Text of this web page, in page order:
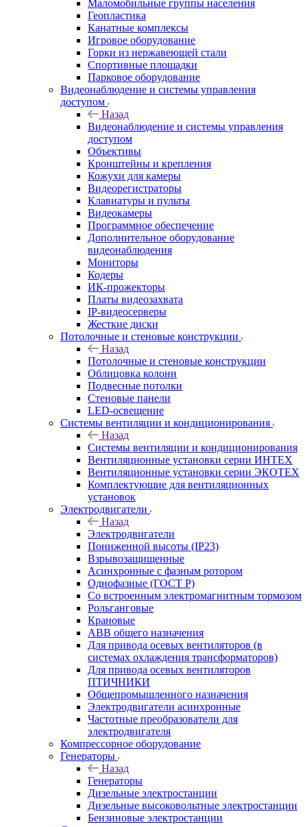
Маломобильные группы населения
Геопластика
Канатные комплексы
Игровое оборудование
Горки из нержавеющей стали
Спортивные площадки
Парковое оборудование
Видеонаблюдение и системы управления
доступом
Назад
Видеонаблюдение и системы управления
доступом
Объективы
Кронштейны и крепления
Кожухи для камеры
Видеорегистраторы
Клавиатуры и пульты
Видеокамеры
Программное обеспечение
Дополнительное оборудование
видеонаблюдения
Мониторы
Кодеры
ИК-прожекторы
Платы видеозахвата
IP-видеосерверы
Жесткие диски
Потолочные и стеновые конструкции
Назад
Потолочные и стеновые конструкции
Облицовка колонн
Подвесные потолки
Стеновые панели
LED-освещение
Системы вентиляции и кондиционирования
Назад
Системы вентиляции и кондиционирования
Вентиляционные установки серии ИНТЕХ
Вентиляционные установки серии ЭКОТЕХ
Комплектующие для вентиляционных
установок
Электродвигатели
Назад
Электродвигатели
Пониженной высоты (IP23)
Взрывозащищенные
Асинхронные с фазным ротором
Однофазные (ГОСТ Р)
Со встроенным электромагнитным тормозом
Рольганговые
Крановые
АВВ общего назначения
Для привода осевых вентиляторов (в
системах охлаждения трансформаторов)
Для привода осевых вентиляторов
ПТИЧНИКИ
Общепромышленного назначения
Электродвигатели асинхронные
Частотные преобразователи для
электродвигателя
Компрессорное оборудование
Генераторы
Назад
Генераторы
Дизельные электростанции
Дизельные высоковольтные электростанции
Бензиновые электростанции